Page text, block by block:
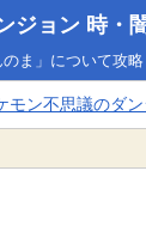
ジョン 時・
ま」について攻略
モン不思議のダ